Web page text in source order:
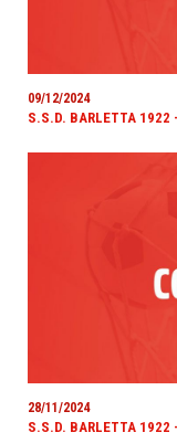
09/12/2024
S.S.D. BARLETTA 1922
28/11/2024
S.S.D. BARLETTA 1922